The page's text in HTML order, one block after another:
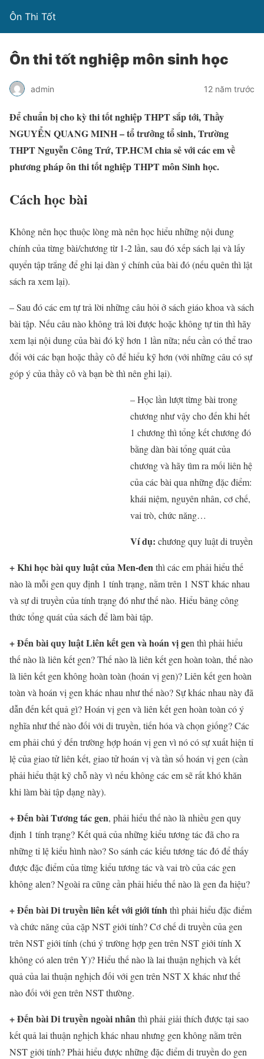
Ôn Thi Tốt
Ôn thi tốt nghiệp môn sinh học
admin 12 năm trước
Để chuẩn bị cho kỳ thi tốt nghiệp THPT sắp tới, Thầy
NGUYỂN QUANG MINH – tổ trưởng tổ sinh, Trường
THPT Nguyễn Công Trứ, TP.HCM chia sẻ với các em về
phương pháp ôn thi tốt nghiệp THPT môn Sinh học.
Cách học bài
Không nên học thuộc lòng mà nên học hiểu những nội dung
chính của từng bài/chương từ 1-2 lần, sau đó xếp sách lại và lấy
quyển tập trắng để ghi lại dàn ý chính của bài đó (nếu quên thì lật
sách ra xem lại).
– Sau đó các em tự trả lời những câu hỏi ở sách giáo khoa và sách
bài tập. Nếu câu nào không trả lời được hoặc không tự tin thì hãy
xem lại nội dung của bài đó kỹ hơn 1 lần nữa; nếu cần có thể trao
đổi với các bạn hoặc thầy cô để hiểu kỹ hơn (với những câu có sự
góp ý của thầy cô và bạn bè thì nên ghi lại).
– Học lần lượt từng bài trong
chương như vậy cho đến khi hết
1 chương thì tổng kết chương đó
bằng dàn bài tổng quát của
chương và hãy tìm ra mối liên hệ
của các bài qua những đặc điểm:
khái niệm, nguyên nhân, cơ chế,
vai trò, chức năng…
Ví dụ: chương quy luật di truyền
+ Khi học bài quy luật của Men-đenthì các em phải hiểu thế
nào là mỗi gen quy định 1 tính trạng, nằm trên 1 NST khác nhau
và sự di truyền của tính trạng đó như thế nào. Hiểu bảng công
thức tổng quát của sách để làm bài tập.
+ Đến bài quy luật Liên kết gen và hoán vị gen thì phải hiểu
thế nào là liên kết gen? Thế nào là liên kết gen hoàn toàn, thế nào
là liên kết gen không hoàn toàn (hoán vị gen)? Liên kết gen hoàn
toàn và hoán vị gen khác nhau như thế nào? Sự khác nhau này đã
dẫn đến kết quả gì? Hoán vị gen và liên kết gen hoàn toàn có ý
nghĩa như thế nào đối với di truyền, tiến hóa và chọn giống? Các
em phải chú ý đến trường hợp hoán vị gen vì nó có sự xuất hiện tỉ
lệ của giao tử liên kết, giao tử hoán vị và tần số hoán vị gen (cần
phải hiểu thật kỹ chỗ này vì nếu không các em sẽ rất khó khăn
khi làm bài tập dạng này).
+ Đến bài Tương tác gen, phải hiểu thế nào là nhiều gen quy
định 1 tính trạng? Kết quả của những kiểu tương tác đã cho ra
những tỉ lệ kiểu hình nào? So sánh các kiểu tương tác đó để thấy
được đặc điểm của từng kiểu tương tác và vai trò của các gen
không alen? Ngoài ra cũng cần phải hiểu thế nào là gen đa hiệu?
+ Đến bài Di truyền liên kết với giới tínhthì phải hiểu đặc điểm
và chức năng của cặp NST giới tính? Cơ chế di truyền của gen
trên NST giới tính (chú ý trường hợp gen trên NST giới tính X
không có alen trên Y)? Hiểu thế nào là lai thuận nghịch và kết
quả của lai thuận nghịch đối với gen trên NST X khác như thế
nào đối với gen trên NST thường.
+ Đến bài Di truyền ngoài nhânthì phải giải thích được tại sao
kết quả lai thuận nghịch khác nhau nhưng gen không nằm trên
NST giới tính? Phải hiểu được những đặc điểm di truyền do gen